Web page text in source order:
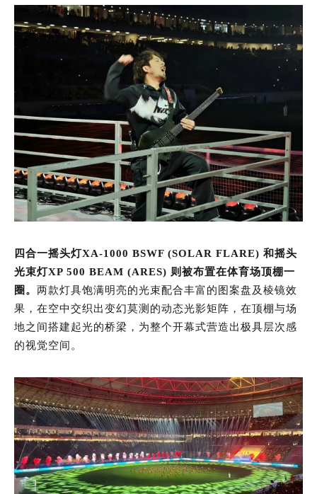
四合一摇头灯XA-1000 BSWF (SOLAR FLARE) 和摇头
光束灯XP 500 BEAM (ARES) 则被布置在体育场顶棚一
圈。 两款灯具饱满明亮的光束配合丰富的图案盘及棱镜效
果，在空中交织出变幻莫测的动态光影矩阵，在顶棚与场
地之间搭建起光的桥梁，为整个开幕式营造出极具层次感
的视觉空间。